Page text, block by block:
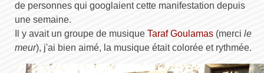
de personnes qui googlaient cette manifestation depuis
une semaine.
Il y avait un groupe de musique Taraf Goulamas (merci le
meur), j'ai bien aimé, la musique était colorée et rythmée.